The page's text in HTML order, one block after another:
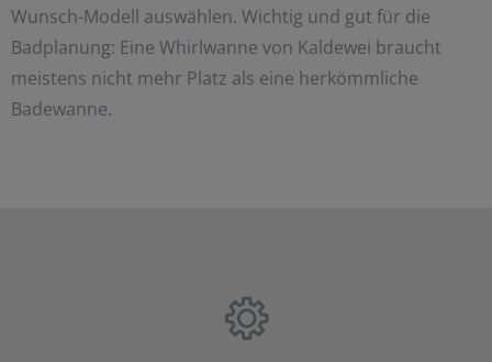
Wunsch-Modell auswählen. Wichtig und gut für die
Badplanung: Eine Whirlwanne von Kaldewei braucht
meistens nicht mehr Platz als eine herkömmliche
Badewanne.